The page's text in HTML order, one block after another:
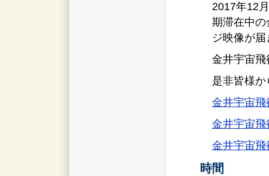
2017年12
期滞在中
ジ映像が
金井宇宙
是非皆様
金井宇宙
金井宇宙
金井宇宙
時間